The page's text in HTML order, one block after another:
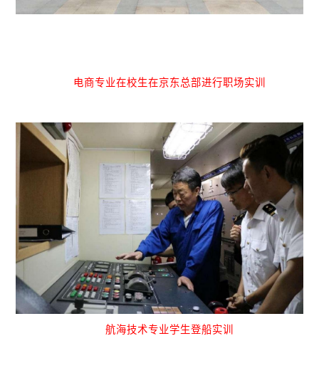
电商专业在校生在京东总部进行职场实训
航海技术专业学生登船实训